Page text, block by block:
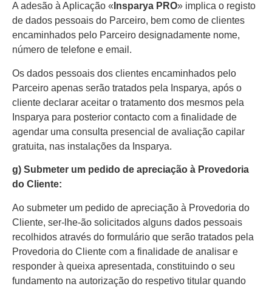
A adesão à Aplicação « Insparya PRO» implica o registo
de dados pessoais do Parceiro, bem como de clientes
encaminhados pelo Parceiro designadamente nome,
número de telefone e email.
Os dados pessoais dos clientes encaminhados pelo
Parceiro apenas serão tratados pela Insparya, após o
cliente declarar aceitar o tratamento dos mesmos pela
Insparya para posterior contacto com a finalidade de
agendar uma consulta presencial de avaliação capilar
gratuita, nas instalações da Insparya.
g) Submeter um pedido de apreciação à Provedoria
do Cliente:
Ao submeter um pedido de apreciação à Provedoria do
Cliente, ser-lhe-ão solicitados alguns dados pessoais
recolhidos através do formulário que serão tratados pela
Provedoria do Cliente com a finalidade de analisar e
responder à queixa apresentada, constituindo o seu
fundamento na autorização do respetivo titular quando